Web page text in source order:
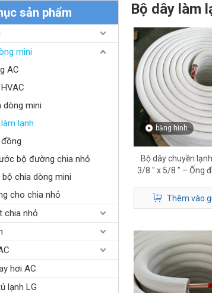
sản phẩm
mini
AC
dòng mini
lạnh
bộ đường chia nhỏ
chia dòng mini
cho chia nhỏ
chia nhỏ
hơi AC
lạnh LG
Bộ dây làm
băng hình
Bộ dây chuyền
3/8 ″ x 5/8 ″ – Ống
Thêm vào